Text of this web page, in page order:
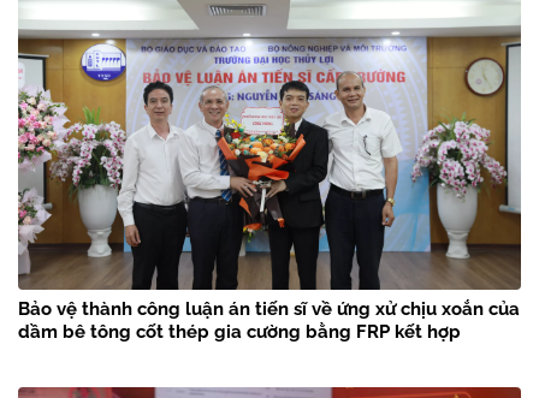
Bảo vệ thành công luận án tiến sĩ về ứng xử chịu xoắn của
dầm bê tông cốt thép gia cường bằng FRP kết hợp